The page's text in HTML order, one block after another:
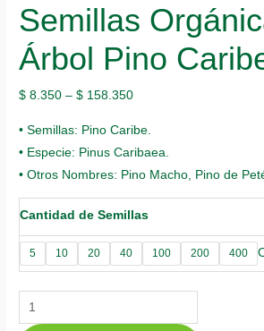
Semillas
Árbol Pino
$ 8.350 –$ 158.350
• Semillas: Pino Caribe.
• Especie: Pinus Caribaea.
• Otros Nombres: Pino Macho, Pino de
Cantidad de Semillas
5 10 20 40 100 200 400
Semillas
Orgánicas